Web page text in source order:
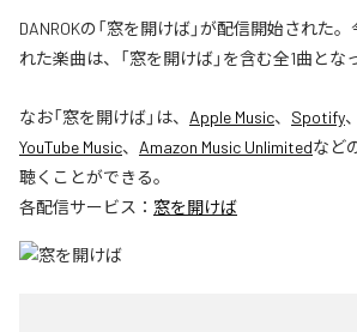
DANROKの「窓を開けば」が配信開始された
れた楽曲は、「窓を開けば」を含む全1曲とな
なお「窓を開けば」は、 Apple Music、 Spotify、
YouTube Music、 Amazon Music Unlimitedなど
聴くことができる。
各配信サービス： 窓を開けば